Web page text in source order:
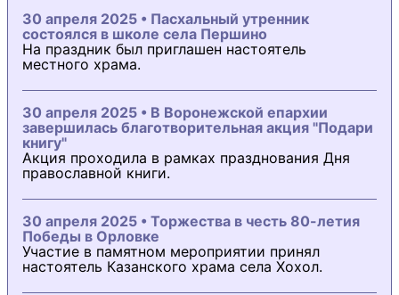
30 апреля 2025 • Пасхальный утренник
состоялся в школе села Першино
На праздник был приглашен настоятель
местного храма.
30 апреля 2025 • В Воронежской епархии
завершилась благотворительная акция "Подари
книгу"
Акция проходила в рамках празднования Дня
православной книги.
30 апреля 2025 • Торжества в честь 80-летия
Победы в Орловке
Участие в памятном мероприятии принял
настоятель Казанского храма села Хохол.